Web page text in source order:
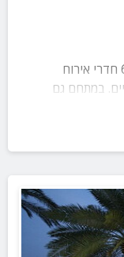
באכסניית הנוער בית שאן תיהנו מ-62 חדרי אירוח
במתחם גם
עשירה.